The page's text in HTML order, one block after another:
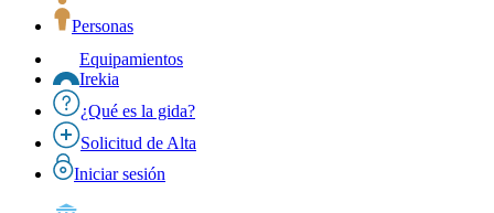
Personas
Equipamientos
Irekia
¿Qué es la gida?
Solicitud de Alta
Iniciar sesión